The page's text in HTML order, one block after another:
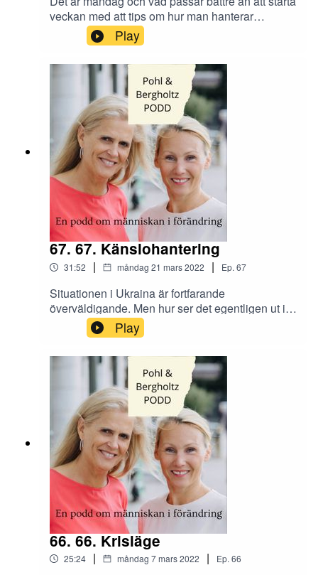
veckan med att tips om hur man hanterar
förändringar! Hur kan man acceptera motstånd
och välja rätt och samtidigt balansera jobb- och
arbetsliv? Andrea delar även med sig om en
situation med sin son där moral möter
konfliktundvikande. In och lyssna!
Play
67. 67. Känslohantering
31:52 | måndag 21 mars 2022 | Ep. 67
Situationen i Ukraina är fortfarande
överväldigande. Men hur ser det egentligen ut i
Ryssland? Även om situationen är illa så
fortsätter livet här i Sverige. Hur ska vi ställa oss
till det? Efter pandemin försöker alla att anpassa
sig, men vilka krav kan rekryterare och
arbetssökande egentligen ha idag?
Play
66. 66. Krisläge
25:24 | måndag 7 mars 2022 | Ep. 66